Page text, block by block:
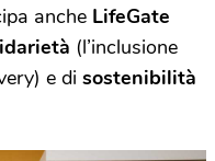
anche LifeGate
(l’inclusione
e di sostenibilità